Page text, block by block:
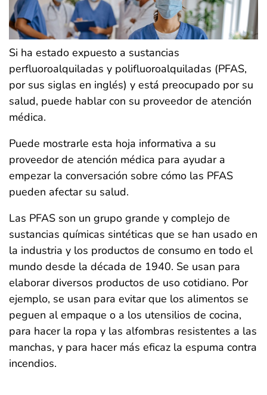
Si ha estado expuesto a sustancias
perfluoroalquiladas y polifluoroalquiladas (PFAS,
por sus siglas en inglés) y está preocupado por su
salud, puede hablar con su proveedor de atención
médica.
Puede mostrarle esta hoja informativa a su
proveedor de atención médica para ayudar a
empezar la conversación sobre cómo las PFAS
pueden afectar su salud.
Las PFAS son un grupo grande y complejo de
sustancias químicas sintéticas que se han usado en
la industria y los productos de consumo en todo el
mundo desde la década de 1940. Se usan para
elaborar diversos productos de uso cotidiano. Por
ejemplo, se usan para evitar que los alimentos se
peguen al empaque o a los utensilios de cocina,
para hacer la ropa y las alfombras resistentes a las
manchas, y para hacer más eficaz la espuma contra
incendios.